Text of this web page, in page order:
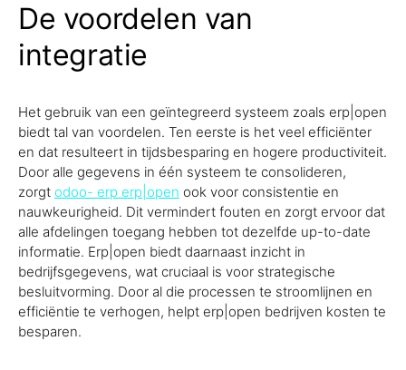
De voordelen van
integratie
Het gebruik van een geïntegreerd systeem zoals erp|open
biedt tal van voordelen. Ten eerste is het veel efficiënter
en dat resulteert in tijdsbesparing en hogere productiviteit.
Door alle gegevens in één systeem te consolideren,
zorgt odoo- erp erp|open ook voor consistentie en
nauwkeurigheid. Dit vermindert fouten en zorgt ervoor dat
alle afdelingen toegang hebben tot dezelfde up-to-date
informatie. Erp|open biedt daarnaast inzicht in
bedrijfsgegevens, wat cruciaal is voor strategische
besluitvorming. Door al die processen te stroomlijnen en
efficiëntie te verhogen, helpt erp|open bedrijven kosten te
besparen.